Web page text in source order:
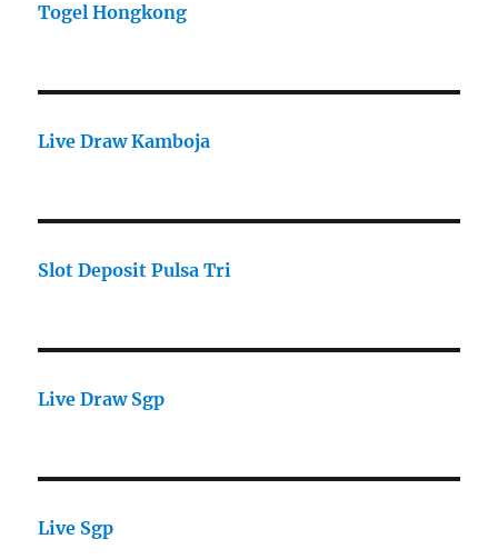
Togel Hongkong
Live Draw Kamboja
Slot Deposit Pulsa Tri
Live Draw Sgp
Live Sgp